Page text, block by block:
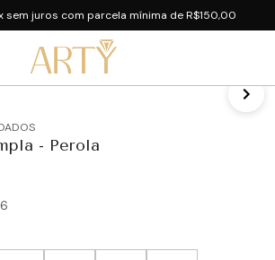
sem juros com parcela mínima de R$150,00
- Perola